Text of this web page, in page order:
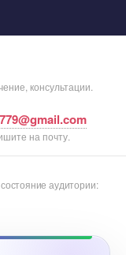
консультации.
на почту.
аудитории: